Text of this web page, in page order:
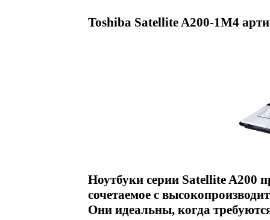
Toshiba Satellite A200-1M4
Ноутбуки серии Satellite A200
сочетаемое с
Они идеальны, когда